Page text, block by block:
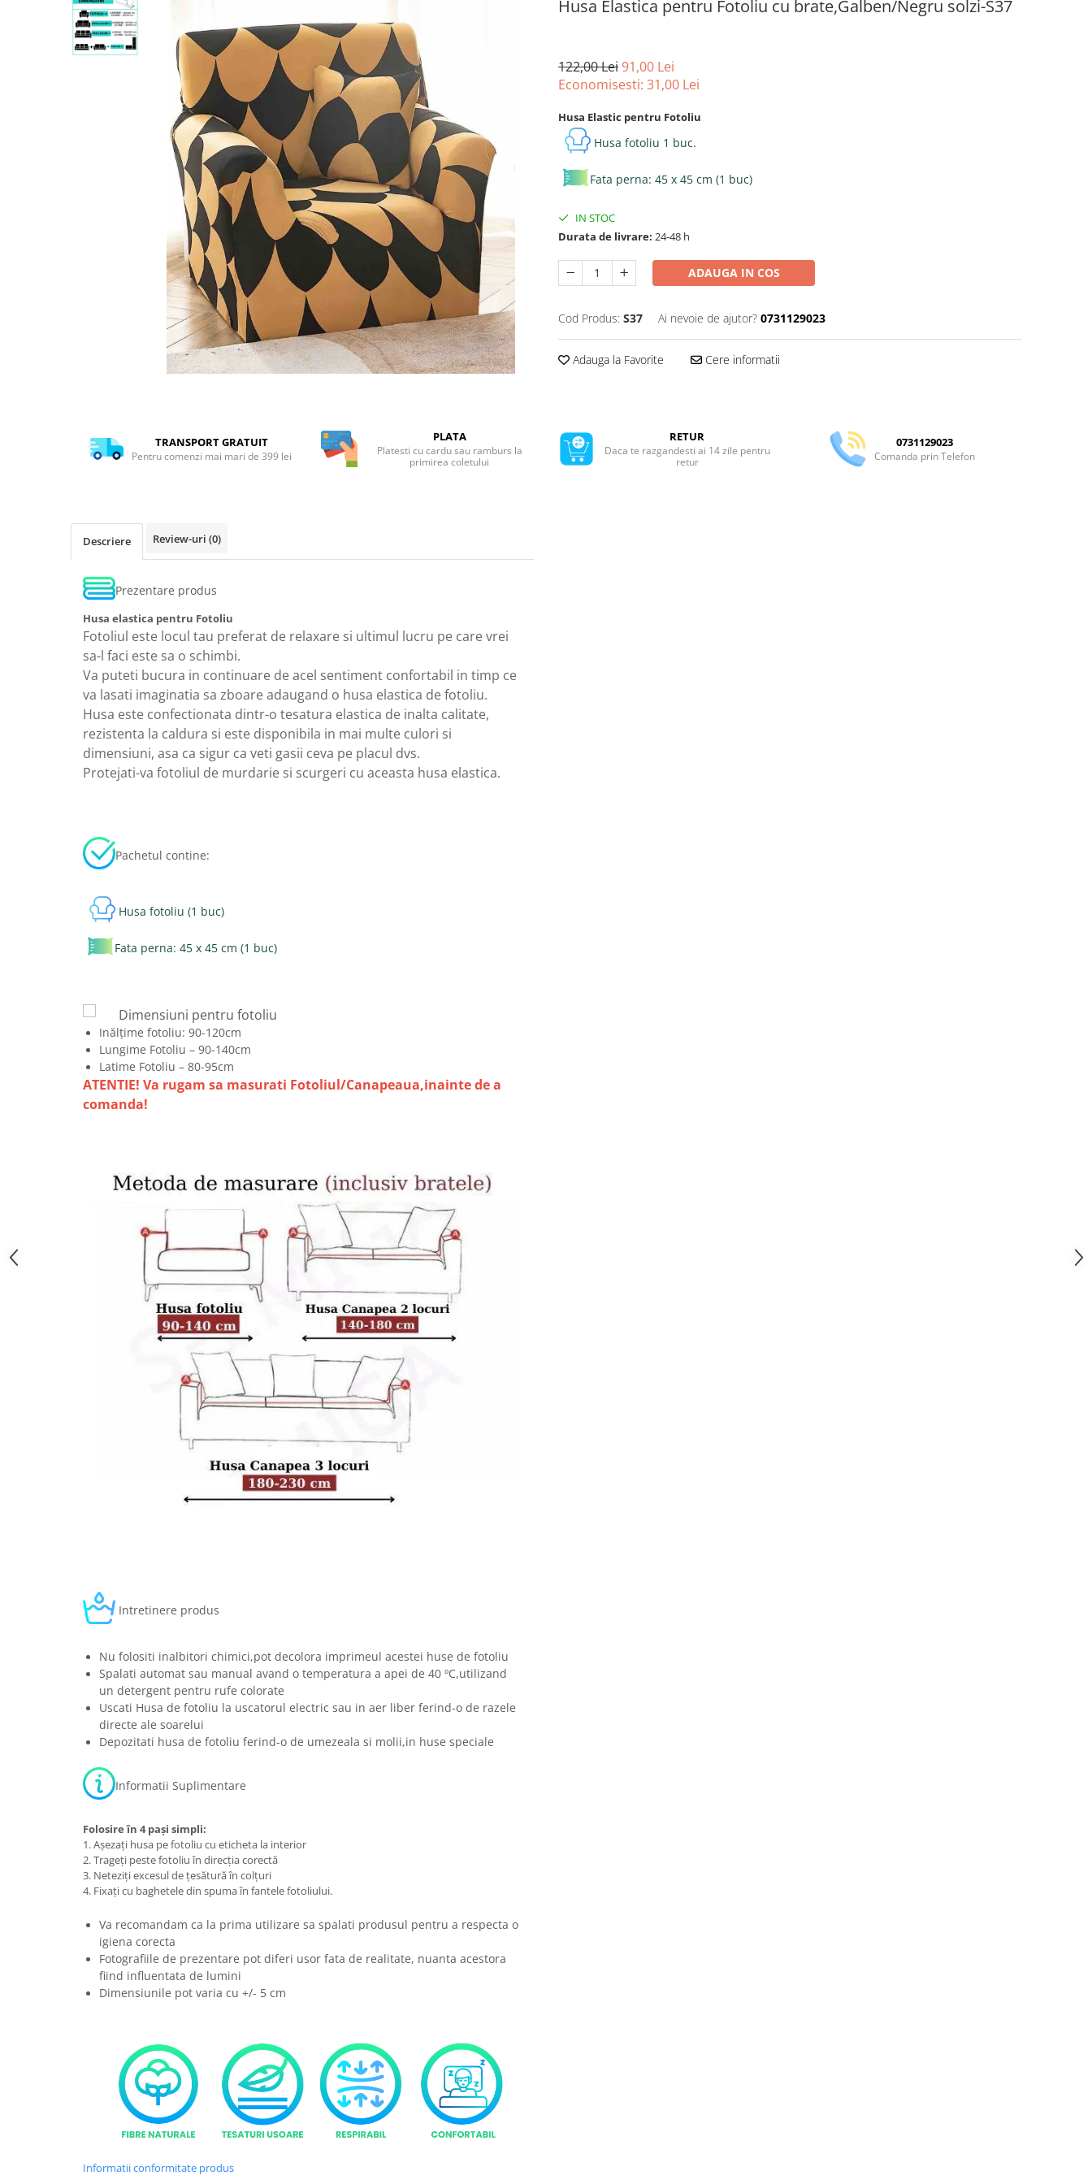
Lenjerii de pat Bumbac Poplin
Lenjerii de pat Catifea
Lenjerii de pat Finet + 2 Draperii
Lenjerii de pat Finet cu PLIURI
Lenjerii de pat Saten 4 piese cu
Husa Elastica pentru Fotoliu cu brate,Galben/Negru solzi-S37
122,00 Lei91,00 Lei
Economisesti: 31,00 Lei
Husa Elastic pentru Fotoliu
Husa fotoliu 1 buc.
Fata perna: 45 x 45 cm (1 buc)
IN STOC
Durata de livrare: 24-48 h
ADAUGA IN COS
Cod Produs: S37 Ai nevoie de ajutor? 0731129023
Adauga la Favorite Cere informatii
TRANSPORT GRATUIT
Pentru comenzi mai mari de 399 lei
PLATA
Platesti cu cardu sau ramburs la
primirea coletului
RETUR
Daca te razgandesti ai 14 zile pentru
retur
0731129023
Comanda prin Telefon
Descriere Review-uri (0)
Prezentare produs
Husa elastica pentru Fotoliu
Fotoliul este locul tau preferat de relaxare si ultimul lucru pe care vrei
sa-l faci este sa o schimbi.
Va puteti bucura in continuare de acel sentiment confortabil in timp ce
va lasati imaginatia sa zboare adaugand o husa elastica de fotoliu.
Husa este confectionata dintr-o tesatura elastica de inalta calitate,
rezistenta la caldura si este disponibila in mai multe culori si
dimensiuni, asa ca sigur ca veti gasii ceva pe placul dvs.
Protejati-va fotoliul de murdarie si scurgeri cu aceasta husa elastica.
Pachetul contine:
Husa fotoliu (1 buc)
Fata perna: 45 x 45 cm (1 buc)
Dimensiuni pentru fotoliu
Inălțime fotoliu: 90-120cm
Lungime Fotoliu – 90-140cm
Latime Fotoliu – 80-95cm
ATENTIE! Va rugam sa masurati Fotoliul/Canapeaua,inainte de a
comanda!
Intretinere produs
Nu folositi inalbitori chimici,pot decolora imprimeul acestei huse de fotoliu
Spalati automat sau manual avand o temperatura a apei de 40 ºC,utilizand
un detergent pentru rufe colorate
Uscati Husa de fotoliu la uscatorul electric sau in aer liber ferind-o de razele
directe ale soarelui
Depozitati husa de fotoliu ferind-o de umezeala si molii,in huse speciale
Informatii Suplimentare
Folosire în 4 pași simpli:
1. Așezați husa pe fotoliu cu eticheta la interior
2. Trageți peste fotoliu în direcția corectă
3. Neteziți excesul de țesătură în colțuri
4. Fixați cu baghetele din spuma în fantele fotoliului.
Va recomandam ca la prima utilizare sa spalati produsul pentru a respecta o
igiena corecta
Fotografiile de prezentare pot diferi usor fata de realitate, nuanta acestora
fiind influentata de lumini
Dimensiunile pot varia cu +/- 5 cm
Informatii conformitate produs